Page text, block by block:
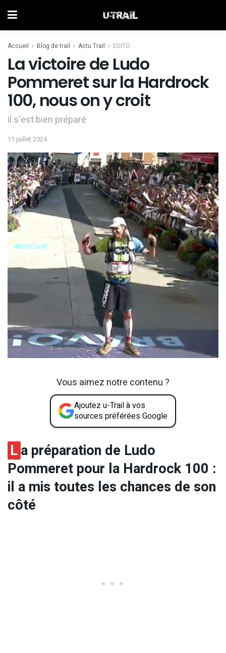
Accueil Blog de trail Actu Trail EDITO
La victoire de Ludo
Pommeret sur la Hardrock
100, nous on y croit
il s'est bien préparé
11 juillet 2024
Vous aimez notre contenu ?
Ajoutez u-Trail à vos
sources préférées Google
La préparation de Ludo
Pommeret pour la Hardrock 100 :
il a mis toutes les chances de son
côté